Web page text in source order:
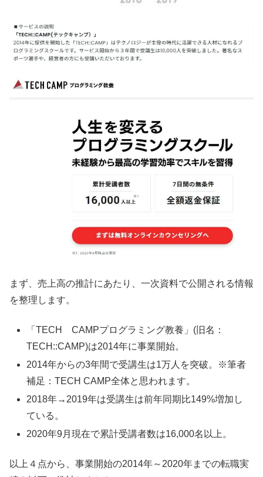
まず、売上高の推計にあたり、一次資料で公開される情報
を整理します。
「TECH CAMPプログラミング教養」(旧名：
TECH::CAMP)は2014年に事業開始。
2014年からの3年間で受講生は1万人を突破。※筆者
補足：TECH CAMP全体と思われます。
2018年→2019年は受講生は前年同期比149%増加し
ている。
2020年9月現在で累計受講者数は16,000名以上。
以上４点から、事業開始の2014年～2020年までの転職実